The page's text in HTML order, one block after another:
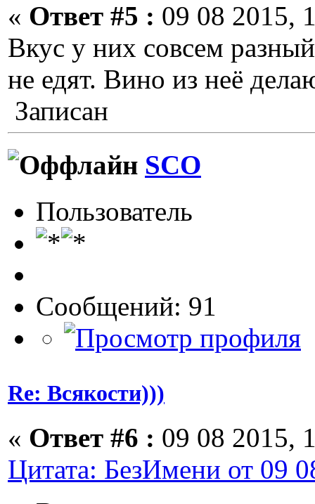
« Ответ #5 : 09 08 2015,
Вкус у них совсем
не едят. Вино из неё
Записан
SCO
Пользователь
Сообщений: 91
Re: Всякости)))
« Ответ #6 : 09 08 2015,
Цитата: БезИмени от 09